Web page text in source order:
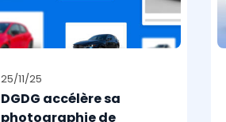
25/11/25
DGDG accélère sa
photographie de